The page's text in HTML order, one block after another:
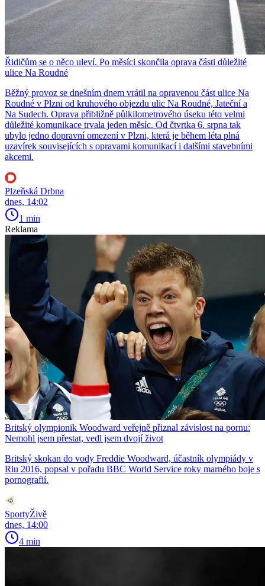
Řidičům se o něco uleví. Po měsíci skončila oprava části důležité
ulice Na Roudné
Běžný provoz se dnešním dnem vrátil na opravenou část ulice Na
Roudné v Plzni od kruhového objezdu ulic Na Roudné, Jateční a
Na Sudech. Oprava přibližně půlkilometrového úseku této velmi
důležité komunikace trvala jeden měsíc. Od čtvrtka 6. srpna tak
ubylo jedno dopravní omezení v Plzni, která je během léta plná
uzavírek souvisejících s opravami komunikací i dalšími stavebními
akcemi.
Plzeňská Drbna
dnes, 14:02
1 min
Reklama
Britský olympionik Woodward veřejně přiznal závislost na pornu:
Nemohl jsem přestat, vedl jsem dvojí život
Britský skokan do vody Freddie Woodward, účastník olympiády v
Riu 2016, popsal v pořadu BBC World Service roky marného boje s
pornografií.
SportyŽivě
dnes, 14:00
4 min